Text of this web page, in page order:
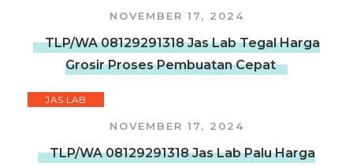
NOVEMBER 17, 2024
TLP/WA 08129291318 Jas Lab Tegal Harga
Grosir Proses Pembuatan Cepat
JAS LAB
NOVEMBER 17, 2024
TLP/WA 08129291318 Jas Lab Palu Harga